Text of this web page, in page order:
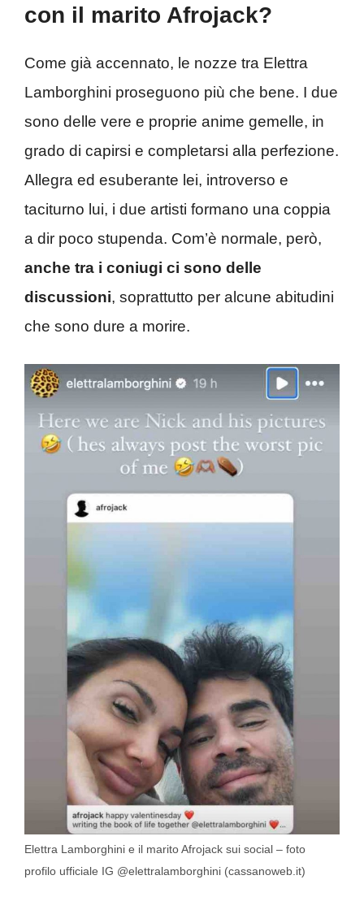
con il marito Afrojack?
Come già accennato, le nozze tra Elettra
Lamborghini proseguono più che bene. I due
sono delle vere e proprie anime gemelle, in
grado di capirsi e completarsi alla perfezione.
Allegra ed esuberante lei, introverso e
taciturno lui, i due artisti formano una coppia
a dir poco stupenda. Com’è normale, però,
anche tra i coniugi ci sono delle
discussioni, soprattutto per alcune abitudini
che sono dure a morire.
Elettra Lamborghini e il marito Afrojack sui social – foto
profilo ufficiale IG @elettralamborghini (cassanoweb.it)